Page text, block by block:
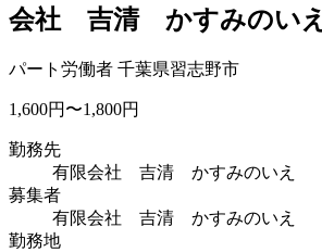
会社 吉清 かすみのいえ
パート労働者 千葉県習志野市
1,600円〜1,800円
勤務先
有限会社 吉清 かすみのいえ
募集者
有限会社 吉清 かすみのいえ
勤務地